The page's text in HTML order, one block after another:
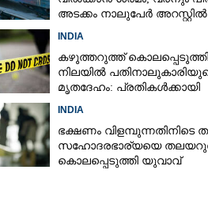
അടക്കം നാലുപേർ അറസ്റ്റിൽ
INDIA
കഴുത്തറുത്ത്
നിലയിൽ
മൃതദേഹം: പ്രതികൾക്കായി
INDIA
ഭക്ഷണം വിളമ്പുന്നതിനിടെ
സഹോദരഭാര്യയെ
കൊലപ്പെടുത്തി യുവാവ്
സംഘർഷം;